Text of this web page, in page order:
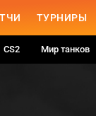
ТУРНИРЫ
CS2 Мир танков